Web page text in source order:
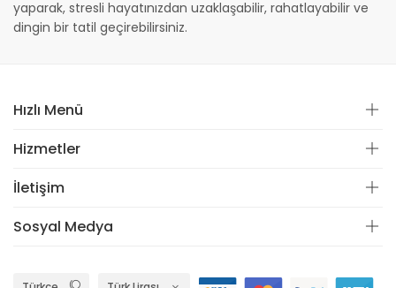
yaparak, stresli hayatınızdan uzaklaşabilir, rahatlayabilir ve
dingin bir tatil geçirebilirsiniz.
Hızlı Menü
Hizmetler
İletişim
Sosyal Medya